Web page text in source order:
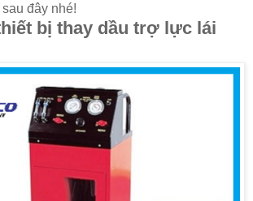
đây nhé!
bị thay dầu trợ lực lái